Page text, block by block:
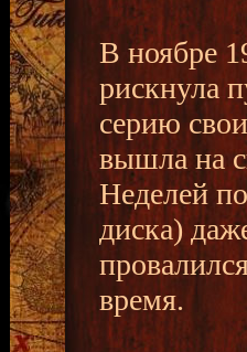
В ноябре
рискнула
серию
вышла на
Неделей
диска)
время.